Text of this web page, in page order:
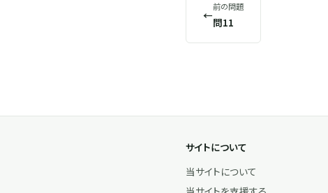
←
前の問題
問11
サイトについて
当サイトについて